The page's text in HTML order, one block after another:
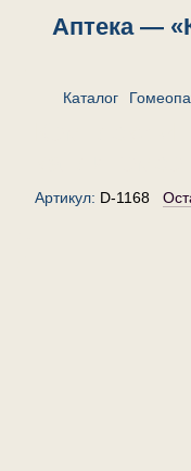
Аптека —
Каталог
Артикул: D-1168